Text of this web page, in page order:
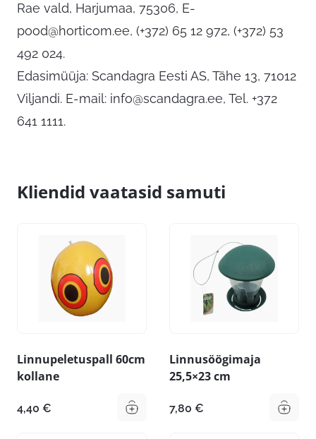
Rae vald, Harjumaa, 75306, E-
pood@horticom.ee, (+372) 65 12 972, (+372) 53
492 024.
Edasimüüja: Scandagra Eesti AS, Tähe 13, 71012
Viljandi. E-mail: info@scandagra.ee, Tel. +372
641 1111.
Kliendid vaatasid samuti
Linnupeletuspall 60cm
kollane
4,40 €
Linnusöögimaja
25,5×23 cm
7,80 €